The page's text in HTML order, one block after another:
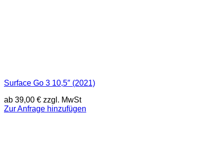
Surface Go 3 10,5″ (2021)
ab 39,00 € zzgl. MwSt
Zur Anfrage hinzufügen